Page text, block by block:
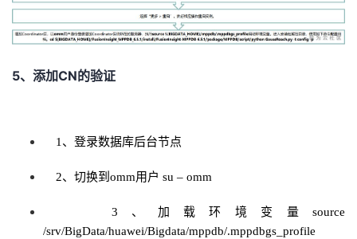
验
收
藏
议
5、添加CN的验证
1、登录数据库后台节点
2、切换到omm用户 su – omm
3、加载环境变量source
/srv/BigData/huawei/Bigdata/mppdb/.mppdbgs_profile